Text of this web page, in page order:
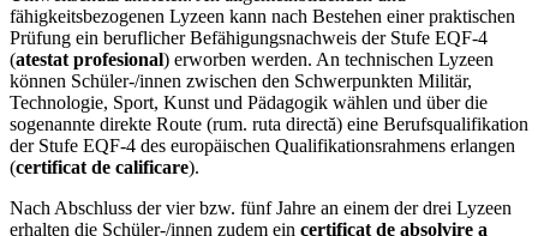
fähigkeitsbezogenen Lyzeen kann nach Bestehen einer praktischen
Prüfung ein beruflicher Befähigungsnachweis der Stufe EQF-4
(atestat profesional) erworben werden. An technischen Lyzeen
können Schüler-/innen zwischen den Schwerpunkten Militär,
Technologie, Sport, Kunst und Pädagogik wählen und über die
sogenannte direkte Route (rum. ruta directă) eine Berufsqualifikation
der Stufe EQF-4 des europäischen Qualifikationsrahmens erlangen
(certificat de calificare).
Nach Abschluss der vier bzw. fünf Jahre an einem der drei Lyzeen
erhalten die Schüler-/innen zudem ein certificat de absolvire a